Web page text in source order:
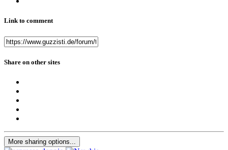
Link to comment
Share on other sites
More sharing options...